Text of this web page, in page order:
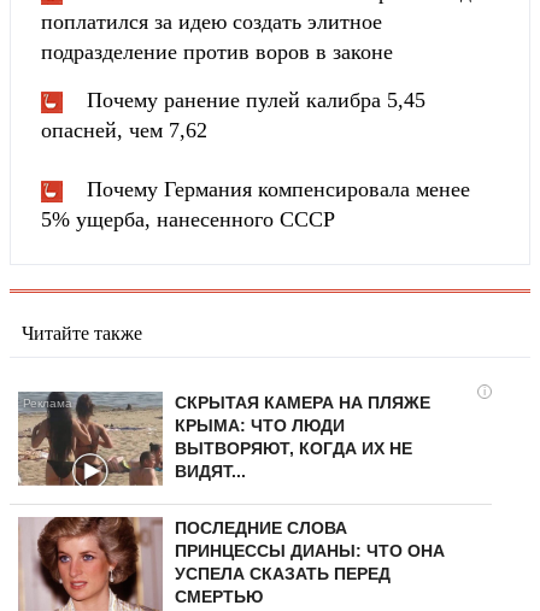
поплатился за идею создать элитное
подразделение против воров в законе
Почему ранение пулей калибра 5,45
опасней, чем 7,62
Почему Германия компенсировала менее
5% ущерба, нанесенного СССР
Читайте также
i
СКРЫТАЯ КАМЕРА НА ПЛЯЖЕ
КРЫМА: ЧТО ЛЮДИ
ВЫТВОРЯЮТ, КОГДА ИХ НЕ
ВИДЯТ...
ПОСЛЕДНИЕ СЛОВА
ПРИНЦЕССЫ ДИАНЫ: ЧТО ОНА
УСПЕЛА СКАЗАТЬ ПЕРЕД
СМЕРТЬЮ